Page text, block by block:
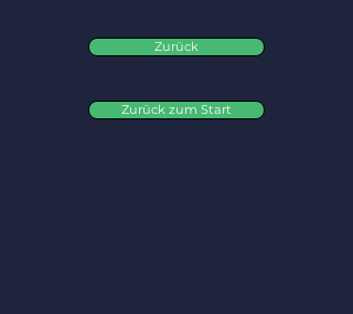
Zurück
Zurück zum Start